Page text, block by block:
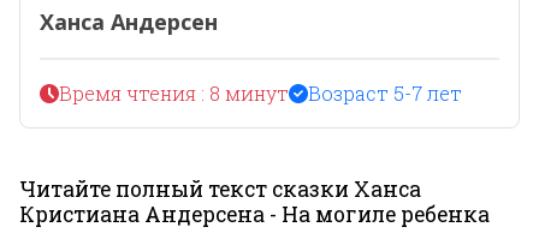
Ханса Андерсен
Время чтения : 8 минут Возраст 5-7 лет
Читайте полный текст сказки Ханса
Кристиана Андерсена - На могиле ребенка